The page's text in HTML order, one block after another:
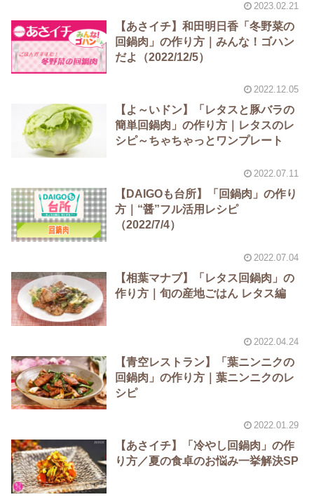
2023.02.21
【あさイチ】和田明日香「冬野菜の
回鍋肉」の作り方｜みんな！ゴハン
だよ（2022/12/5）
2022.12.05
【よ～いドン】「レタスと豚バラの
簡単回鍋肉」の作り方｜レタスのレ
シピ～ちゃちゃっとワンプレート
2022.07.11
【DAIGOも台所】「回鍋肉」の作り
方｜“醤”フル活用レシピ
（2022/7/4）
2022.07.04
【相葉マナブ】「レタス回鍋肉」の
作り方｜旬の産地ごはん レタス編
2022.04.24
【青空レストラン】「葉ニンニクの
回鍋肉」の作り方｜葉ニンニクのレ
シピ
2022.01.29
【あさイチ】「冷やし回鍋肉」の作
り方／夏の食卓のお悩み一挙解決SP